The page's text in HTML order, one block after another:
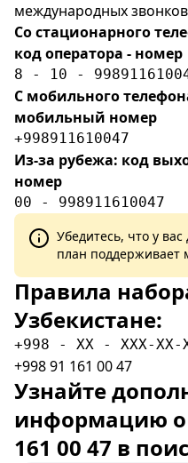
международных
Со стационарного
код оператора - номер
8 - 10 -
С мобильного
мобильный номер
+998911610047
Из-за рубежа: код
номер
00 - 998911610047
Убедитесь, что у
план поддерживает
Правила
Узбекистане:
+998 - XX - XXX-XX-
+998 91 161 00 47
Узнайте
информацию о
161 00 47 в